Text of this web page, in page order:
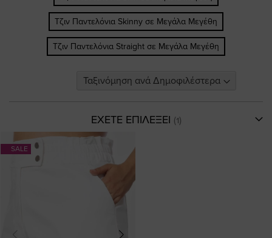
Τζιν Παντελόνια Skinny σε Μεγάλα Μεγέθη
Τζιν Παντελόνια Straight σε Μεγάλα Μεγέθη
ΕΧΕΤΕ ΕΠΙΛΕΞΕΙ
SALE